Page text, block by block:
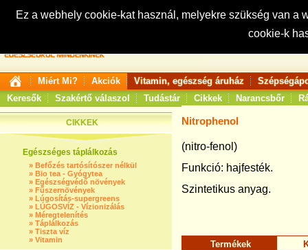
Ez a webhely cookie-kat használ, melyekre szükség van
cookie-k
Keresés:
Miért Mi? Akciók Vitamin, egészség áruház
Keresők
Szakértő válaszol Tudástár Cikkek Narancsbőr
CIKKEK
Egészséges táplálkozás
» Befőzés tartósítószer nélkül
» Bio tea - Gyógytea
» Egészségvédő növények
» Fűszernövények
» Lúgosítás-supergreens
» LÚGOSVÍZ - Vízionizálás
» Méregtelenítés
» Táplálkozás
» Tiszta víz
» Vitamin
Nitrophenol
(nitro-fenol)
Funkció: hajfesték.
Szintetikus anyag.
Termékek